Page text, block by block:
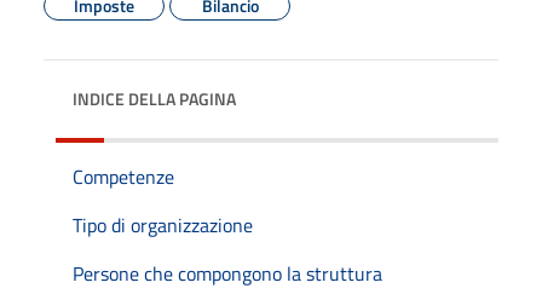
INDICE DELLA PAGINA
Competenze
Tipo di organizzazione
Persone che compongono la struttura